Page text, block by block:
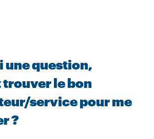
une question,
le bon
service pour me
?